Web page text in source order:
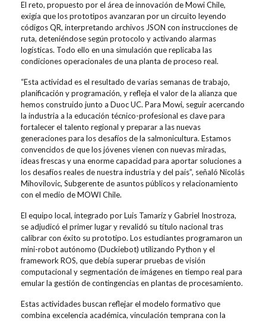
El reto, propuesto por el área de innovación deMowiChile,
exigía que los prototipos avanzaran por un circuito leyendo
códigos QR, interpretando archivos JSON con instrucciones de
ruta, deteniéndose según protocolo y activando alarmas
logísticas. Todo ello en una simulación que replicaba las
condiciones operacionales de una planta de proceso real.
“Esta actividad es el resultado de varias semanas de trabajo,
planificación y programación, y refleja el valor de la alianza que
hemos construido junto a Duoc UC. Para Mowi, seguir acercando
la industria a la educación técnico-profesional es clave para
fortalecer el talento regional y preparar a las nuevas
generaciones para los desafíos de la salmonicultura. Estamos
convencidos de que los jóvenes vienen con nuevas miradas,
ideas frescas y una enorme capacidad para aportar soluciones a
los desafíos reales de nuestra industria y del país”, señaló Nicolás
Mihovilovic, Subgerente de asuntos públicos y relacionamiento
con el medio de MOWI Chile.
El equipo local, integrado por Luis Tamaríz y Gabriel Inostroza,
se adjudicó el primer lugar y revalidó su título nacional tras
calibrar con éxito su prototipo. Los estudiantes programaron un
mini-robotautónomo (Duckiebot) utilizando Python y el
frameworkROS, que debía superar pruebas de visión
computacional y segmentación de imágenes en tiempo real para
emular la gestión de contingencias en plantas de procesamiento.
Estas actividades buscan reflejar el modelo formativo que
combina excelencia académica, vinculación temprana con la